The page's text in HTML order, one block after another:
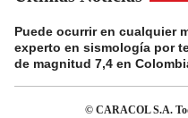
Puede ocurrir en cualquier
experto en sismología por
de magnitud 7,4 en
© CARACOL S.A.